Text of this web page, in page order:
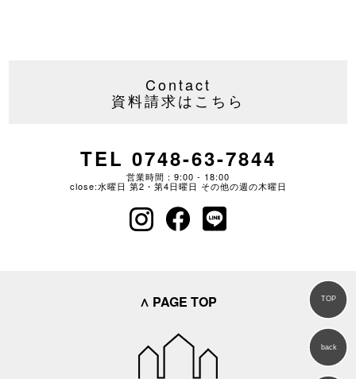
Contact
資料請求はこちら
TEL 0748-63-7844
営業時間：9:00 - 18:00
close:水曜日 第2・第4日曜日 その他の週の木曜日
∧ PAGE TOP